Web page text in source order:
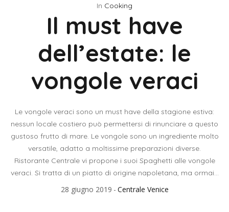
In Cooking
Il must have
dell’estate: le
vongole veraci
Le vongole veraci sono un must have della stagione estiva:
nessun locale costiero può permettersi di rinunciare a questo
gustoso frutto di mare. Le vongole sono un ingrediente molto
versatile, adatto a moltissime preparazioni diverse.
Ristorante Centrale vi propone i suoi Spaghetti alle vongole
veraci. Si tratta di un piatto di origine napoletana, ma ormai...
28 giugno 2019 Centrale Venice